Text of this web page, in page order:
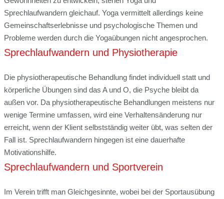
Sprechlaufwandern gleichauf. Yoga vermittelt allerdings keine
Gemeinschaftserlebnisse und psychologische Themen und
Probleme werden durch die Yogaübungen nicht angesprochen.
Sprechlaufwandern und Physiotherapie
Die physiotherapeutische Behandlung findet individuell statt und
körperliche Übungen sind das A und O, die Psyche bleibt da
außen vor. Da physiotherapeutische Behandlungen meistens nur
wenige Termine umfassen, wird eine Verhaltensänderung nur
erreicht, wenn der Klient selbstständig weiter übt, was selten der
Fall ist. Sprechlaufwandern hingegen ist eine dauerhafte
Motivationshilfe.
Sprechlaufwandern und Sportverein
Im Verein trifft man Gleichgesinnte, wobei bei der Sportausübung